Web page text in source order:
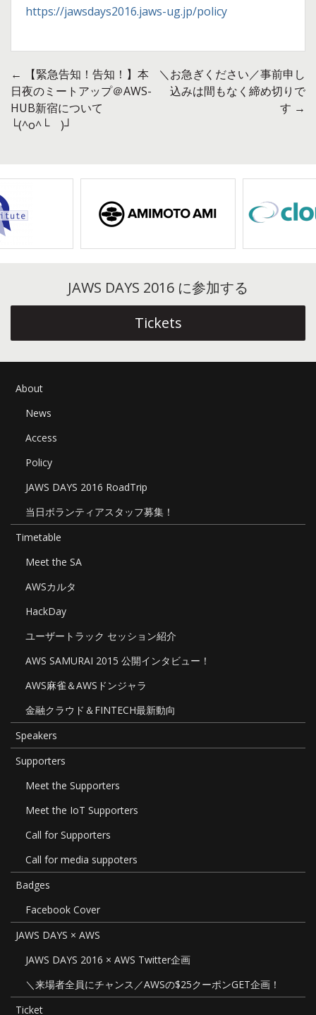
https://jawsdays2016.jaws-ug.jp/policy
投
稿
ー
シ
←
【緊急告知！告知！】本
日夜のミートアップ＠AWS-
HUB新宿について
└(^o^└ )┘
＼お急ぎください／事前申し
込みは間もなく締め切りで
す →
JAWS DAYS 2016 に参加する
Tickets
About
News
Access
Policy
JAWS DAYS 2016 RoadTrip
当日ボランティアスタッフ募集！
Timetable
Meet the SA
AWSカルタ
HackDay
ユーザートラック セッション紹介
AWS SAMURAI 2015 公開インタビュー！
AWS麻雀＆AWSドンジャラ
金融クラウド＆FINTECH最新動向
Speakers
Supporters
Meet the Supporters
Meet the IoT Supporters
Call for Supporters
Call for media suppoters
Badges
Facebook Cover
JAWS DAYS × AWS
JAWS DAYS 2016 × AWS Twitter企画
＼来場者全員にチャンス／AWSの$25クーポンGET企画！
Ticket